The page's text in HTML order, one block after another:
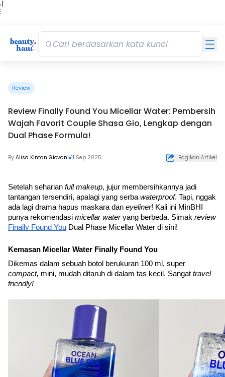
|
Review
Review Finally Found You Micellar Water: Pembersih
Wajah Favorit Couple Shasa Gio, Lengkap dengan
Dual Phase Formula!
By Alisa Kintan Giovani 11 Sep 2025 Bagikan Artikel
Setelah seharian full makeup, jujur membersihkannya jadi
tantangan tersendiri, apalagi yang serba waterproof. Tapi, nggak
ada lagi drama hapus maskara dan eyeliner! Kali ini MinBHI
punya rekomendasi micellar water yang berbeda. Simak review
Finally Found You Dual Phase Micellar Water di sini!
Kemasan Micellar Water Finally Found You
compact, mini, mudah ditaruh di dalam tas kecil. Sangat travel
friendly!